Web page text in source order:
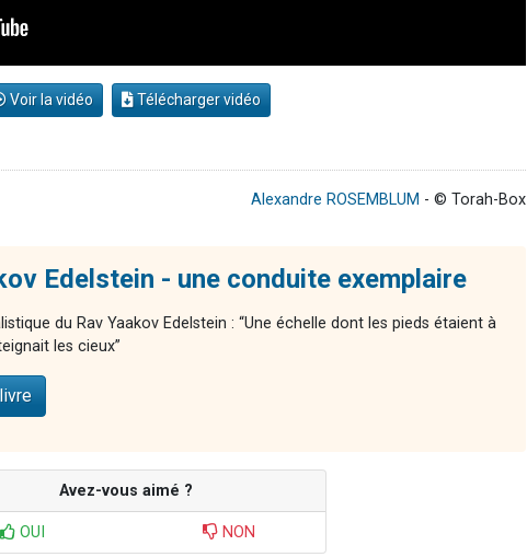
Voir la vidéo Télécharger vidéo
Alexandre ROSEMBLUM - © Torah-Box
Edelstein - une conduite exemplaire
du Rav Yaakov Edelstein : “Une échelle dont les pieds étaient à
les cieux”
Avez-vous aimé ?
OUI NON